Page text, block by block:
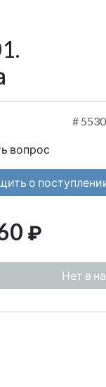
#
вопрос
о
₽
Нет в